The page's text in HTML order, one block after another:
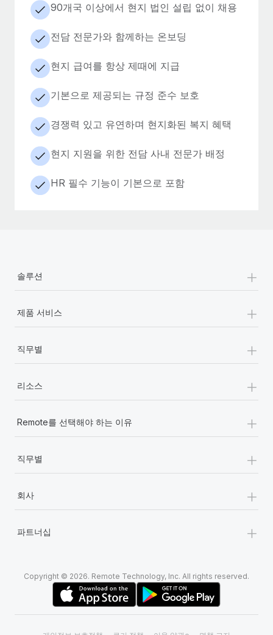
90개국 이상에서 현지 법인 설립 없이 채용
전담 전문가와 함께하는 온보딩
현지 급여를 항상 제때에 지급
기본으로 제공되는 규정 준수 보호
경쟁력 있고 유연하며 현지화된 복지 혜택
현지 지원을 위한 전담 사내 전문가 배정
HR 필수 기능이 기본으로 포함
솔루션 +
제품 서비스 +
직무별 +
리소스 +
Remote를 선택해야 하는 이유 +
직무별 +
회사 +
파트너십 +
Copyright © 2026. Remote Technology, Inc. All rights reserved.